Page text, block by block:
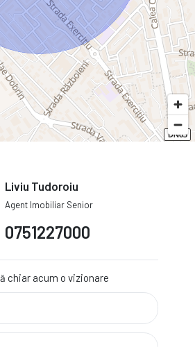
Liviu Tudoroiu
Agent Imobiliar Senior
0751227000
chiar acum o vizionare